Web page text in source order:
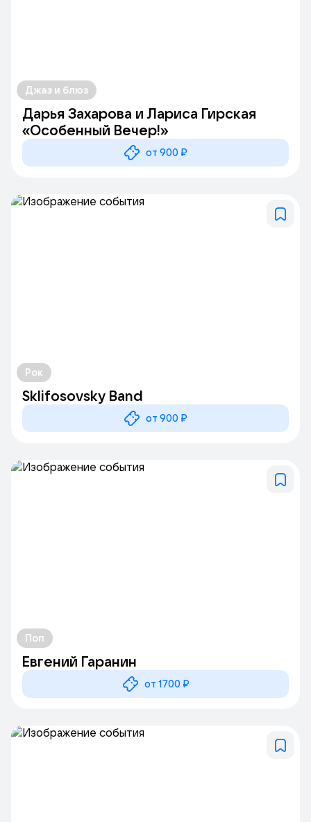
Джаз и блюз
Дарья Захарова и Лариса Гирская
«Особенный Вечер!»
от 900 ₽
Рок
Sklifosovsky Band
от 900 ₽
Поп
Евгений Гаранин
от 1700 ₽